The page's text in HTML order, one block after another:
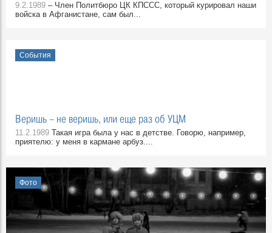
9.2.1989 – Член Политбюро ЦК КПССС, который курировал наши
войска в Афганистане, сам был...
События
Веришь – не веришь, или еще раз об УЦМ
11.2.1989 Такая игра была у нас в детстве. Говорю, например,
приятелю: у меня в кармане арбуз....
Фото